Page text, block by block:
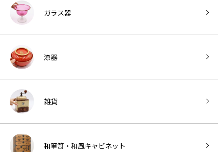
ガラス器
漆器
雑貨
和箪笥・和風キャビネット